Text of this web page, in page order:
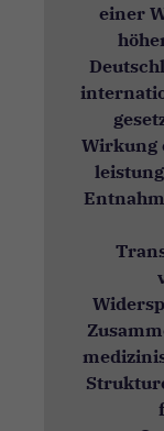
einer
Wirkung